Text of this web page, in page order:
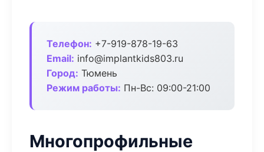
Телефон: +7-919-878-19-63
Email: info@implantkids803.ru
Город: Тюмень
Режим работы: Пн-Вс: 09:00-21:00
Многопрофильные